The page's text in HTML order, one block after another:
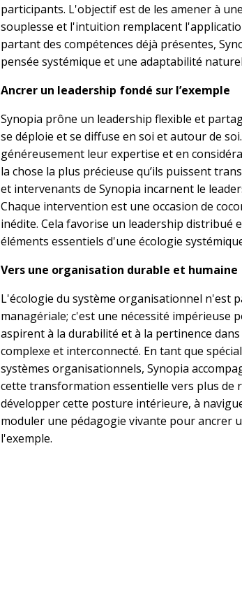
participants. L'objectif est de les amener à
souplesse et l'intuition remplacent
partant des compétences déjà présentes,
pensée systémique et une adaptabilité
Ancrer un leadership fondé sur l’exemple
Synopia prône un leadership flexible et
se déploie et se diffuse en soi et autour de
généreusement leur expertise et en
la chose la plus précieuse qu’ils puissent
et intervenants de Synopia incarnent le
Chaque intervention est une occasion de
inédite. Cela favorise un leadership distribué
éléments essentiels d'une écologie
Vers une organisation durable et humaine
L'écologie du système organisationnel n'est
managériale; c'est une nécessité impérieuse
aspirent à la durabilité et à la pertinence
complexe et interconnecté. En tant que
systèmes organisationnels, Synopia
cette transformation essentielle vers plus de
développer cette posture intérieure, à
moduler une pédagogie vivante pour ancrer
l'exemple.